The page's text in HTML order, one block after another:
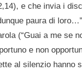
e che invia i
paura di
(“Guai a me se
e non
al silenzio hanno